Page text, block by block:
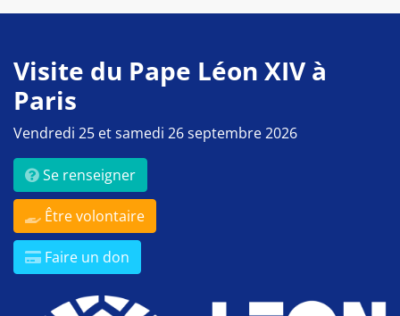
Visite du Pape Léon XIV à
Paris
Vendredi 25 et samedi 26 septembre 2026
Se renseigner
Être volontaire
Faire un don